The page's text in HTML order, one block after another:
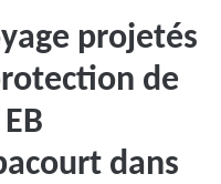
projetés
de
dans